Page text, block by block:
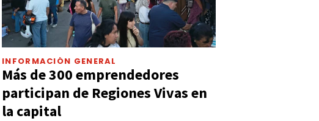
INFORMACIÓN GENERAL
Más de 300 emprendedores
participan de Regiones Vivas en
la capital